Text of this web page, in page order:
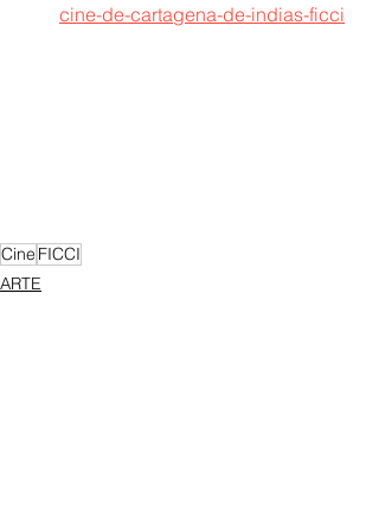
cine-de-cartagena-de-indias-ficci
Cine FICCI
ARTE